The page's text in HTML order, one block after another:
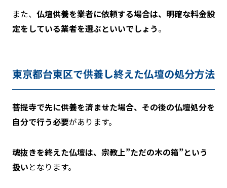
また、 仏壇供養を業者に依頼する場合は、明確な料金設
定をしている業者を選ぶといいでしょう。
東京都台東区で供養し終えた仏壇の処分方法
菩提寺で先に供養を済ませた場合、その後の仏壇処分を
自分で行う必要があります。
魂抜きを終えた仏壇は、宗教上”ただの木の箱”という
扱いとなります。